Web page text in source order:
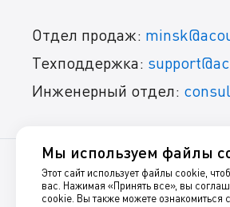
Отдел продаж:
Техподдержка:
Инженерный отдел:
© 1999-2025, Акустик Групп
Звукоизоляция, шумоизоляция,
Мы используем файлы
Этот сайт использует файлы cookie,
вас. Нажимая «Принять все», вы
cookie. Вы также можете